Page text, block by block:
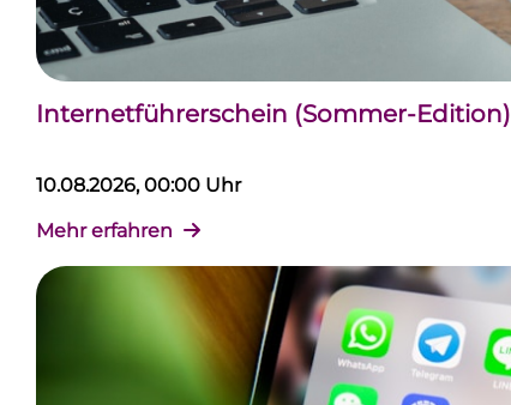
Internetführerschein (Sommer-Edition)
10.08.2026, 00:00 Uhr
Mehr erfahren